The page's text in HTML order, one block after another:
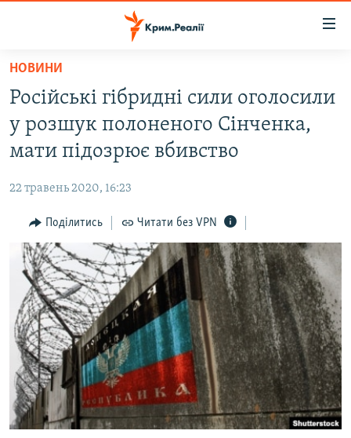
Перейти
основного
матеріалу
Перейти
до
основної
навігації
Перейти
пошуку
ВІДЕО ТА ФОТО
БЛОГИ
ПОГЛЯД
ІНТЕРВ'Ю
ВСЕ ЗА ДЕНЬ
СПЕЦПРОЕКТИ
ДЕПОРТАЦІЯ
ВІДЕОУРОКИ «ELIFBE»
СВІДЧЕННЯ ОКУПАЦІЇ
УКРАЇНСЬКА ПРОБЛЕМА КРИМУ
ЯК ОБІЙТИ БЛОКУВАННЯ
Русский
Qırımtatar
НОВИНИ
Російські гібридні сили оголосили
у розшук полоненого Сінченка,
мати підозрює вбивство
22 травень 2020, 16:23
Поділитись Читати без VPN